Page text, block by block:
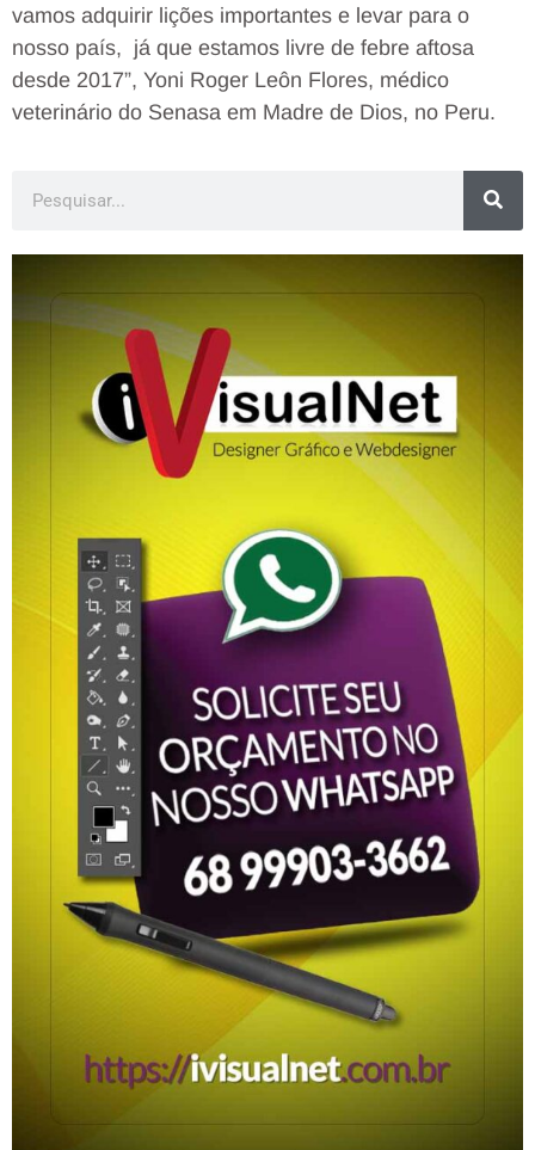
vamos adquirir lições importantes e levar para o
nosso país, já que estamos livre de febre aftosa
desde 2017”, Yoni Roger Leôn Flores, médico
veterinário do Senasa em Madre de Dios, no Peru.